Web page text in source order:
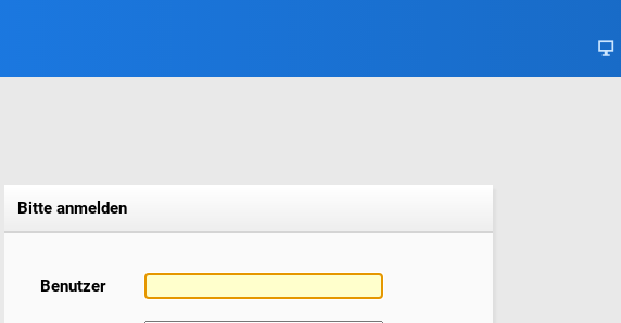
Bitte anmelden
Benutzer